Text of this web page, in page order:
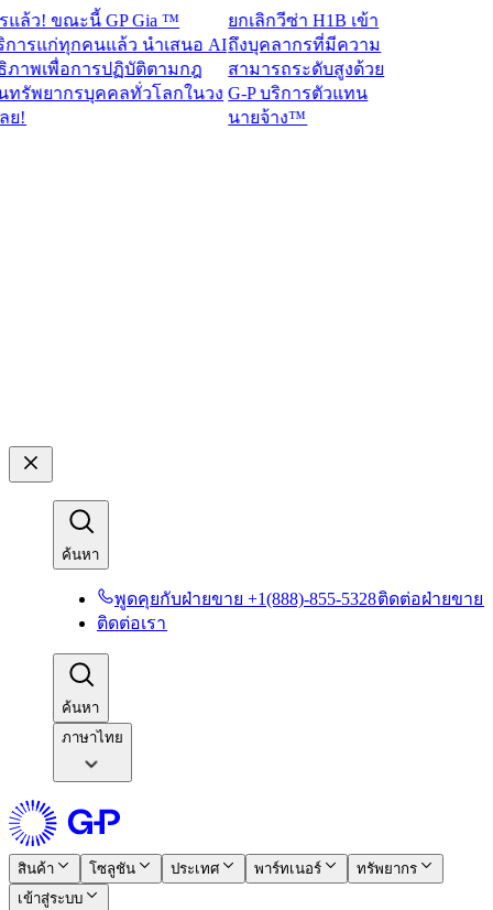
! ขณะนี้ GP Gia ™
ก่ทุกคนแล้ว นำเสนอ AI
เพื่อการปฏิบัติตามกฎ
ยากรบุคคลทั่วโลกในวง
ยกเลิกวีซ่า H1B เข้า
ถึงบุคลากรที่มีความ
สามารถระดับสูงด้วย
G-P บริการตัวแทน
นายจ้าง™​​
ค้นหา​​
พูดคุยกับฝ่ายขาย +1(888)-855-5328​​ติดต่อฝ่ายขาย​​
ติดต่อเรา​​
ค้นหา​​
ภาษาไทย
สินค้า​​ โซลูชัน​​ ประเทศ​​ พาร์ทเนอร์​​
ทรัพยากร​​
เข้าสู่ระบบ​​